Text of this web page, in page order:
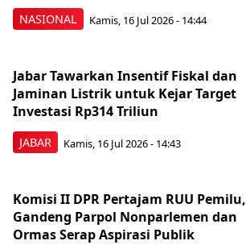
NASIONAL Kamis, 16 Jul 2026 - 14:44
JABAR
Jabar Tawarkan Insentif Fiskal dan
Jaminan Listrik untuk Kejar Target
Investasi Rp314 Triliun
Kamis, 16 Jul 2026 - 14:43
Komisi II DPR Pertajam RUU Pemilu,
Gandeng Parpol Nonparlemen dan
Ormas Serap Aspirasi Publik